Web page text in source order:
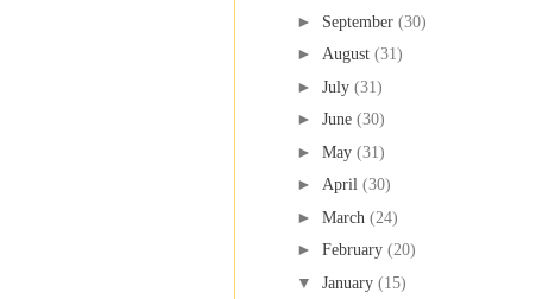
► September (30)
► August (31)
► July (31)
► June (30)
► May (31)
► April (30)
► March (24)
► February (20)
▼ January (15)